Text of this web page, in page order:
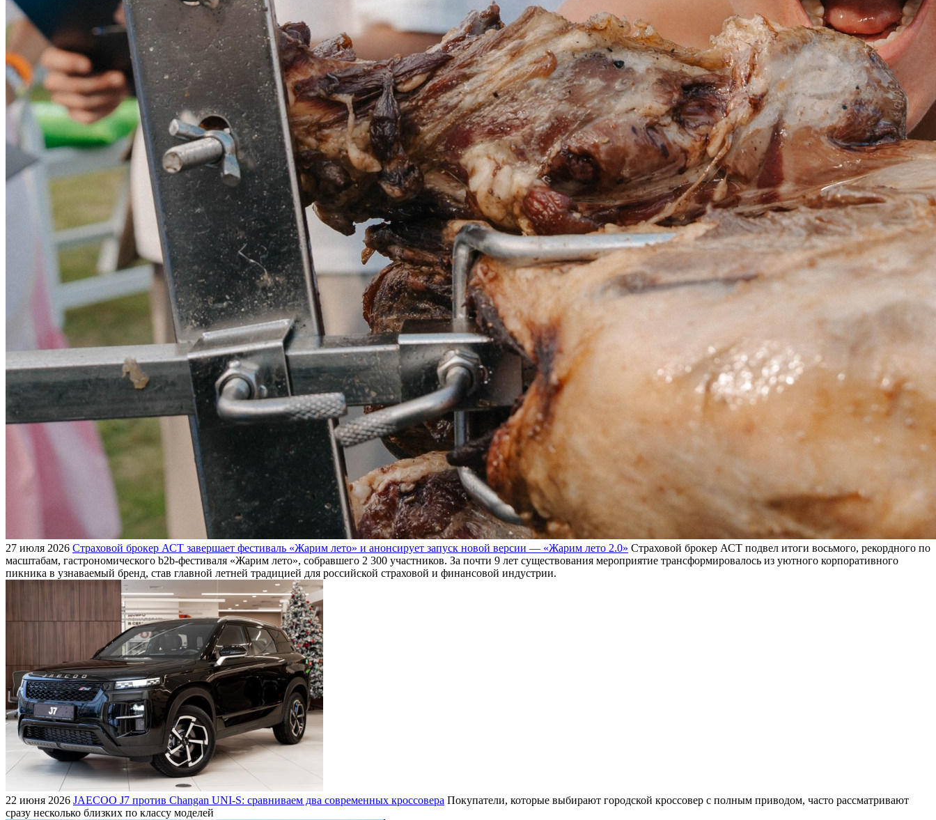
27 июля 2026 Страховой брокер АСТ завершает фестиваль «Жарим лето» и анонсирует запуск новой версии — «Жарим лето 2.0» Страховой брокер АСТ подвел итоги восьмого, рекордного по
масштабам, гастрономического b2b-фестиваля «Жарим лето», собравшего 2 300 участников. За почти 9 лет существования мероприятие трансформировалось из уютного корпоративного
пикника в узнаваемый бренд, став главной летней традицией для российской страховой и финансовой индустрии.
22 июня 2026 JAECOO J7 против Changan UNI-S: сравниваем два современных кроссовера Покупатели, которые выбирают городской кроссовер с полным приводом, часто рассматривают
сразу несколько близких по классу моделей